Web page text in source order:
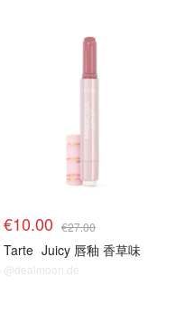
€10.00 €27.00
Tarte Juicy 唇釉 香草味
@dealmoon.de